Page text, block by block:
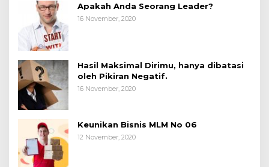
Apakah Anda Seorang Leader?
16 November, 2020
Hasil Maksimal Dirimu, hanya dibatasi
oleh Pikiran Negatif.
16 November, 2020
Keunikan Bisnis MLM No 06
12 November, 2020